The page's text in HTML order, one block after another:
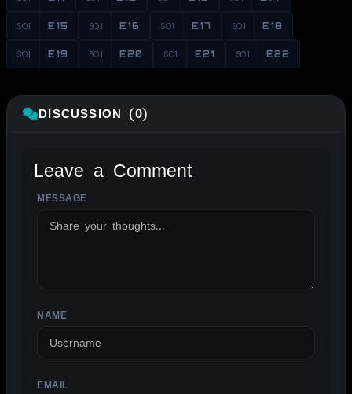
S01 E15 S01 E16 S01 E17 S01 E18
S01 E19 S01 E20 S01 E21 S01 E22
DISCUSSION (0)
Leave a Comment
MESSAGE
NAME
EMAIL
ALTERNATIVE: